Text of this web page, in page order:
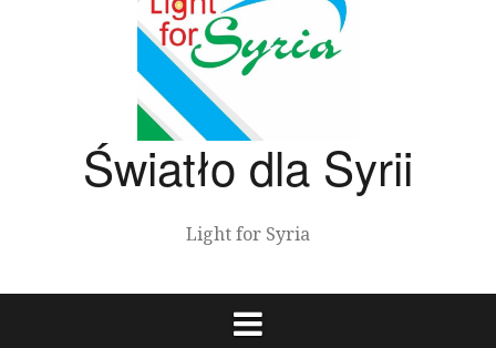
Światło dla Syrii
Light for Syria